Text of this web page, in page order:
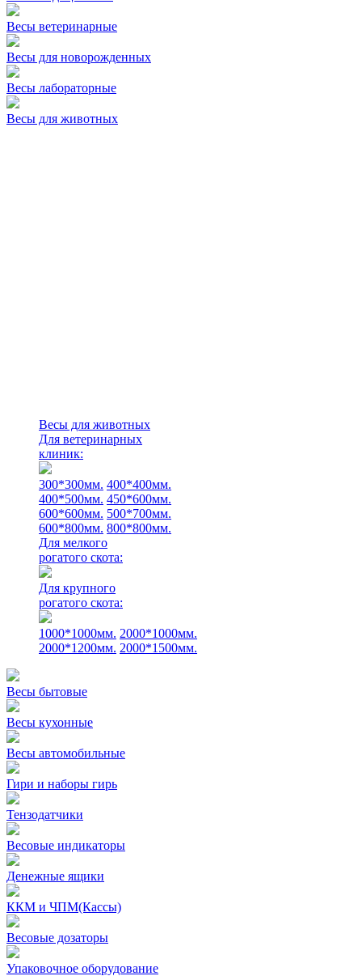
Весы ветеринарные
Весы для новорожденных
Весы лабораторные
Весы для животных
Весы для животных
Для ветеринарных
клиник:
300*300мм. 400*400мм.
400*500мм. 450*600мм.
600*600мм. 500*700мм.
600*800мм. 800*800мм.
Для мелкого
рогатого скота:
Для крупного
рогатого скота:
1000*1000мм. 2000*1000мм.
2000*1200мм. 2000*1500мм.
Весы бытовые
Весы кухонные
Весы автомобильные
Гири и наборы гирь
Тензодатчики
Весовые индикаторы
Денежные ящики
ККМ и ЧПМ(Кассы)
Весовые дозаторы
Упаковочное оборудование